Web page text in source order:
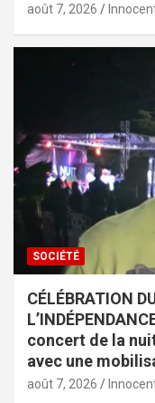
août 7, 2026
SOCIÉTÉ
CÉLÉBRATION
concert de la
avec une
août 7, 2026